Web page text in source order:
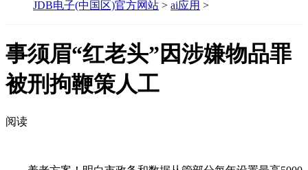
JDB电子(中国区)官方网站 > ai应用 >
事须眉“红老头”因涉嫌物品罪
被刑拘鞭策人工
阅读